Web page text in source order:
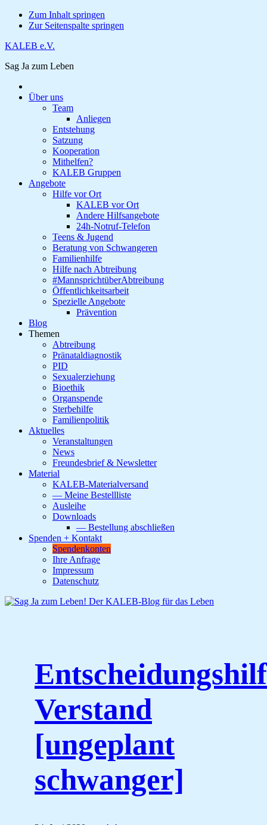
Zum Inhalt springen
Zur Seitenspalte springen
KALEB e.V.
Sag Ja zum Leben
Über uns
Team
Anliegen
Entstehung
Satzung
Kooperation
Mithelfen?
KALEB Gruppen
Angebote
Hilfe vor Ort
KALEB vor Ort
Andere Hilfsangebote
24h-Notruf-Telefon
Teens & Jugend
Beratung von Schwangeren
Familienhilfe
Hilfe nach Abtreibung
#MannsprichtüberAbtreibung
Öffentlichkeitsarbeit
Spezielle Angebote
Prävention
Blog
Themen
Abtreibung
Pränataldiagnostik
PID
Sexualerziehung
Bioethik
Organspende
Sterbehilfe
Familienpolitik
Aktuelles
Veranstaltungen
News
Freundesbrief & Newsletter
Material
KALEB-Materialversand
— Meine Bestellliste
Ausleihe
Downloads
— Bestellung abschließen
Spenden + Kontakt
Spendenkonten
Ihre Anfrage
Impressum
Datenschutz
Verstand
[ungeplant
schwanger]